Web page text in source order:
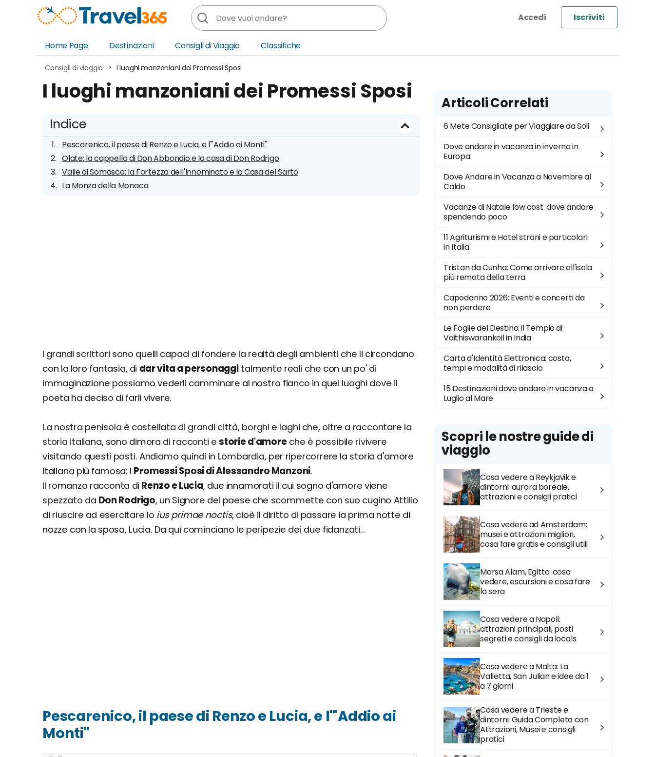
Iscriviti
Home Page
Destinazioni
Africa
Europa
Oceania
Nord America
America Centrale
Consigli di Viaggio Classifiche
Consigli di viaggio I luoghi manzoniani dei Promessi Sposi
I luoghi manzoniani dei Promessi Sposi
Indice
Pescarenico, il paese di Renzo e Lucia, e l'"Addio ai Monti"
Olate: la cappella di Don Abbondio e la casa di Don Rodrigo
Valle di Somasca: la Fortezza dell'Innominato e la Casa del Sarto
La Monza della Monaca
I grandi scrittori sono quelli capaci di fondere la realtà degli ambienti che li circondano
con la loro fantasia, di dar vita a personaggitalmente reali che con un po' di
immaginazione possiamo vederli camminare al nostro fianco in quei luoghi dove il
poeta ha deciso di farli vivere.
La nostra penisola è costellata di grandi città, borghi e laghi che, oltre a raccontare la
storia italiana, sono dimora di racconti e storie d'amoreche è possibile rivivere
visitando questi posti. Andiamo quindi in Lombardia, per ripercorrere la storia d'amore
italiana più famosa: I Promessi Sposi di Alessandro Manzoni.
Il romanzo racconta di Renzo e Lucia, due innamorati il cui sogno d'amore viene
spezzato da Don Rodrigo, un Signore del paese che scommette con suo cugino Attilio
di riuscire ad esercitare lo ius primae noctis, cioè il diritto di passare la prima notte di
nozze con la sposa, Lucia. Da qui cominciano le peripezie dei due fidanzati...
Pescarenico, il paese di Renzo e Lucia, e l'"Addio ai
Monti"
Articoli Correlati
6 Mete Consigliate per Viaggiare da Soli
Dove andare in vacanza in inverno in
Europa
Dove Andare in Vacanza a Novembre al
Caldo
Vacanze di Natale low cost: dove andare
spendendo poco
11 Agriturismi e Hotel strani e particolari
in Italia
Tristan da Cunha: Come arrivare all'isola
più remota della terra
Capodanno 2026: Eventi e concerti da
non perdere
Le Foglie del Destino: il Tempio di
Vaithiswarankoil in India
Carta d'Identità Elettronica: costo,
tempi e modalità di rilascio
15 Destinazioni dove andare in vacanza a
Luglio al Mare
Scopri le nostre guide di
viaggio
Cosa vedere a Reykjavik e
dintorni: aurora boreale,
attrazioni e consigli pratici
Cosa vedere ad Amsterdam:
musei e attrazioni migliori,
cosa fare gratis e consigli utili
Marsa Alam, Egitto: cosa
vedere, escursioni e cosa fare
la sera
Cosa vedere a Napoli:
attrazioni principali, posti
segreti e consigli da locals
Cosa vedere a Malta: La
Valletta, San Julian e idee da 1
a 7 giorni
Cosa vedere a Trieste e
dintorni: Guida Completa con
Attrazioni, Musei e consigli
pratici